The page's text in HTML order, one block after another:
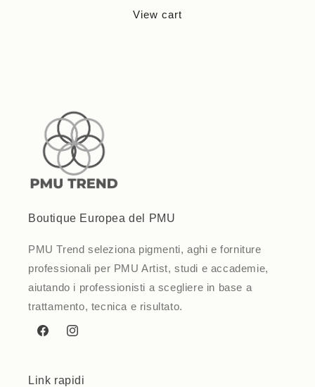
View cart
Boutique Europea del PMU
PMU Trend seleziona pigmenti, aghi e forniture
professionali per PMU Artist, studi e accademie,
aiutando i professionisti a scegliere in base a
trattamento, tecnica e risultato.
FacebookInstagram
Link rapidi